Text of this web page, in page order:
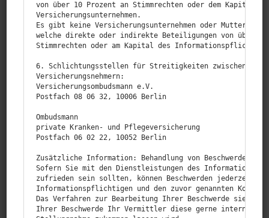
BK-Blog
simplr-App
Kontakt
Impressum
Datenschutz
Erstinformation
Versicherungsmakler Hannover
Versicherungsmakler Holzminden
von über 10 Prozent an Stimmrechten oder dem Kapital
Versicherungsunternehmen.
Es gibt keine Versicherungsunternehmen oder
welche direkte oder indirekte Beteiligungen von über 10
Stimmrechten oder am Kapital des
6. Schlichtungsstellen für Streitigkeiten zwischen dem
Versicherungsnehmern:
Versicherungsombudsmann e.V.
Postfach 08 06 32, 10006 Berlin
Ombudsmann
private Kranken- und Pflegeversicherung
Postfach 06 02 22, 10052 Berlin
Zusätzliche Information: Behandlung von Beschwerden
Sofern Sie mit den Dienstleistungen des
zufrieden sein sollten, können Beschwerden jederzeit an
Informationspflichtigen und den zuvor genannten
Das Verfahren zur Bearbeitung Ihrer Beschwerde sieht
Ihrer Beschwerde Ihr Vermittler diese gerne intern